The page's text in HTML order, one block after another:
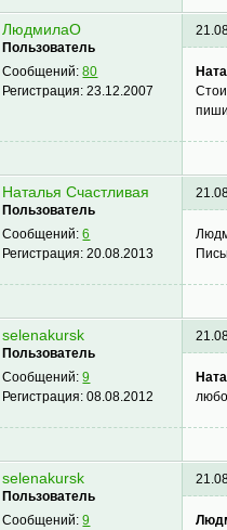
ЛюдмилаО
Пользователь
Сообщений:80
Регистрация:23.12.2007
Наталья Счастливая
Пользователь
Сообщений:6
Регистрация:20.08.2013
selenakursk
Пользователь
Сообщений:9
Регистрация:08.08.2012
selenakursk
Пользователь
Сообщений:9